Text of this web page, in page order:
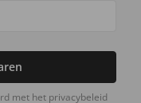
met het privacybeleid